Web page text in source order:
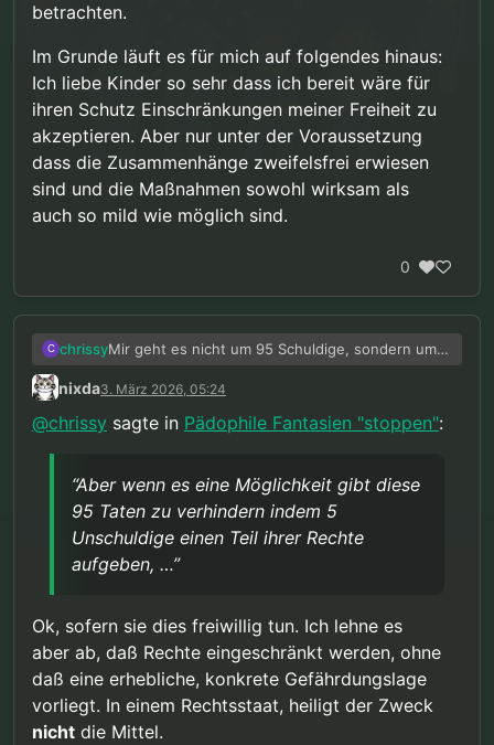
betrachten.
Im Grunde läuft es für mich auf folgendes hinaus:
Ich liebe Kinder so sehr dass ich bereit wäre für
ihren Schutz Einschränkungen meiner Freiheit zu
akzeptieren. Aber nur unter der Voraussetzung
dass die Zusammenhänge zweifelsfrei erwiesen
sind und die Maßnahmen sowohl wirksam als
auch so mild wie möglich sind.
0
C chrissyMir geht es nicht um 95 Schuldige, sondern um
95 unschuldige Opfer. Wenn es nur darum ginge
Täter nach der Tat zu bestrafen würde ich dir
diese 95 Taten zu verhindern indem 5
dann ist das etwas anderes.
Zudem rede ich nicht von einer “gewissen
Wahrscheinlichkeit”, sondern von einer sehr
hohen Wahrscheinlichkeit. Wenn 95% einer
und Steuerungsfähigkeit in dieser Gruppe
offensichtlich eben nicht mehr gegeben sondern
eher die Ausnahme.
Die Rechte der 95 zukünftigen Opfer werden
bestrafen macht die Tat nicht ungeschehen und
beseitigt nicht den Schaden. In diesem
hypothetischen Szenario ist es möglich das
Unrecht komplett zu verhindern, wobei der Preis
von 5 zu 95 meiner Meinung nach gerechtfertigt
unschuldigen Pädos gewahrt bleiben. Aber da
der Schaden durch sexuellen Missbrauch
erheblich ist, wäre bei dem angenommenen
Verhältnis von 95 zu 5 auch ein recht hoher
Schaden durch die Präventionsmaßnahme
akzeptabel, solange der Grundsatz des mildesten
nixda3. März 2026, 05:24
@chrissy sagte in Pädophile Fantasien "stoppen":
“Aber wenn es eine Möglichkeit gibt diese
95 Taten zu verhindern indem 5
Unschuldige einen Teil ihrer Rechte
aufgeben, …”
Ok, sofern sie dies freiwillig tun. Ich lehne es
aber ab, daß Rechte eingeschränkt werden, ohne
daß eine erhebliche, konkrete Gefährdungslage
vorliegt. In einem Rechtsstaat, heiligt der Zweck
nicht die Mittel.